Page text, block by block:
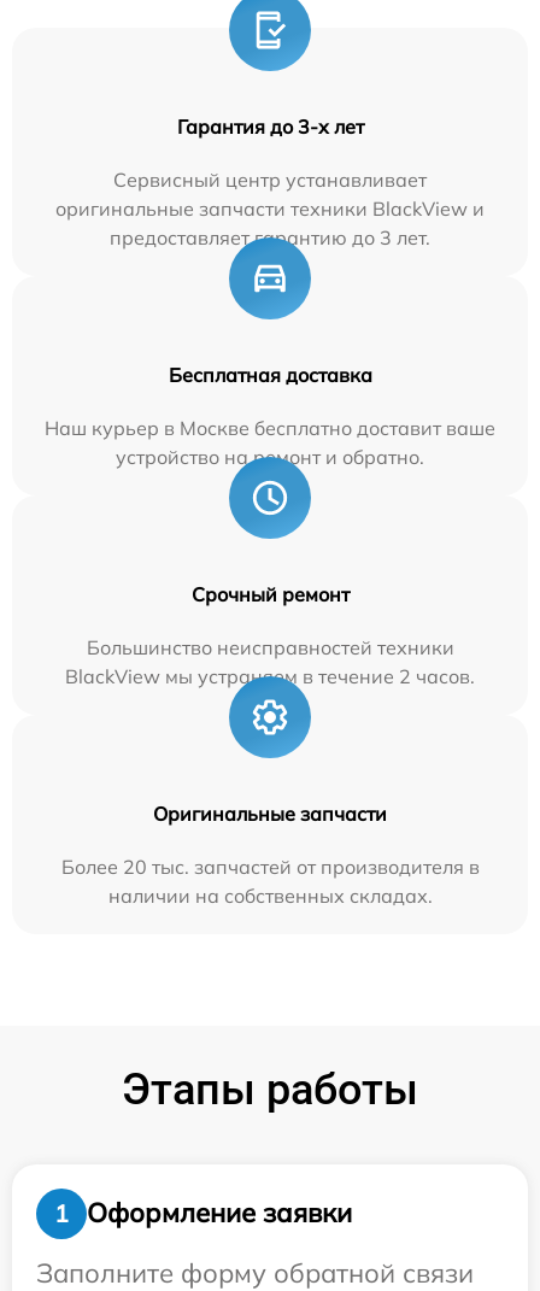
Гарантия до 3-х лет
Сервисный центр устанавливает
оригинальные запчасти техники BlackView и
предоставляет гарантию до 3 лет.
Бесплатная доставка
Наш курьер в Москве бесплатно доставит ваше
устройство на ремонт и обратно.
Срочный ремонт
Большинство неисправностей техники
BlackView мы устраняем в течение 2 часов.
Оригинальные запчасти
Более 20 тыс. запчастей от производителя в
наличии на собственных складах.
Этапы работы
1
Оформление заявки
Заполните форму обратной связи